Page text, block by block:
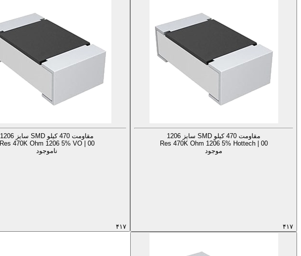
مقاومت 470 کیلو SMD سایز 1206
Res 470K Ohm 1206 5% Hottech | 00
موجود
۴۱۷
مقاومت 470 کیلو SMD سایز 1206
Res 470K Ohm 1206 5% VO | 00
ناموجود
۴۱۷